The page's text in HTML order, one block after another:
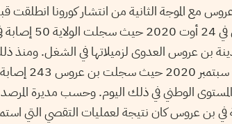
مع الموجة الثانية من انتشار كورونا انطلقت
وكان
بن عروس العدوى لزميلاتها في الشغل. ومنذ
الوطني في ذلك اليوم. وحسب مديرة
في بن عروس كان نتيجة لعمليات التقصي التي